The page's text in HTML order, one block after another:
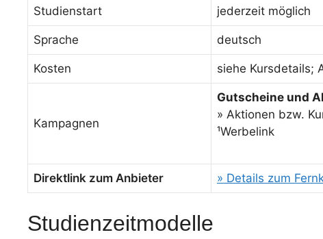
Studienstart jederzeit möglich
Sprache deutsch
Kosten siehe Kursdetails;
Kampagnen
Gutscheine und
» Aktionen bzw.
¹Werbelink
Direktlink zum Anbieter » Details zum
Studienzeitmodelle